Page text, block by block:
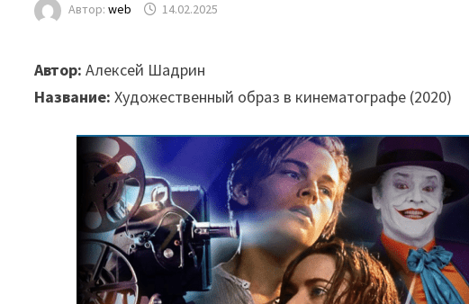
Автор:web 14.02.2025
Автор: Алексей Шадрин
Название: Художественный образ в кинематографе (2020)